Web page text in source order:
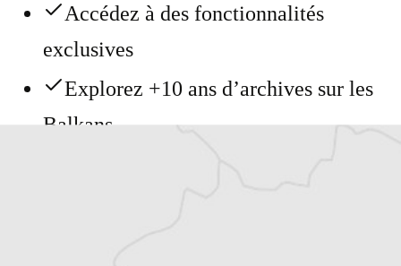
Accédez à des fonctionnalités
exclusives
Explorez +10 ans d’archives sur les
Balkans